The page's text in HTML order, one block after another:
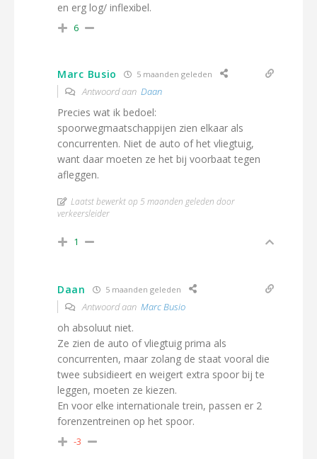
en erg log/ inflexibel.
6
Marc Busio 5 maanden geleden
Antwoord aan Daan
Precies wat ik bedoel:
spoorwegmaatschappijen zien elkaar als
concurrenten. Niet de auto of het vliegtuig,
want daar moeten ze het bij voorbaat tegen
afleggen.
Laatst bewerkt op 5 maanden geleden door
verkeersleider
1
Daan 5 maanden geleden
Antwoord aan Marc Busio
oh absoluut niet.
Ze zien de auto of vliegtuig prima als
concurrenten, maar zolang de staat vooral die
twee subsidieert en weigert extra spoor bij te
leggen, moeten ze kiezen.
En voor elke internationale trein, passen er 2
forenzentreinen op het spoor.
-3